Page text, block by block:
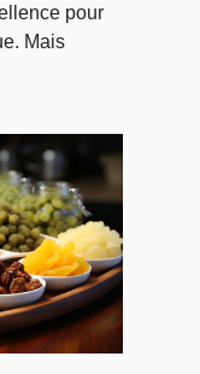
pour
Mais